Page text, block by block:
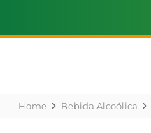
Bebida Alcoólica